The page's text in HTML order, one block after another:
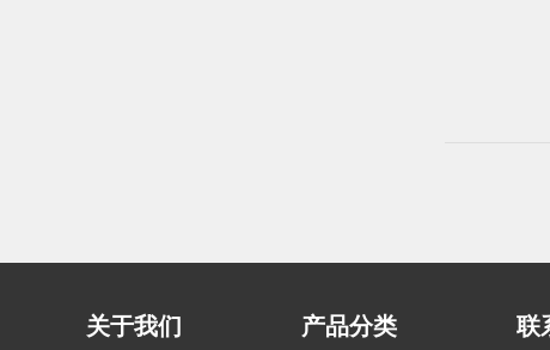
关于我们 产品分类 联